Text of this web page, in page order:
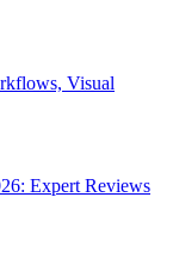
Visual
Expert Reviews